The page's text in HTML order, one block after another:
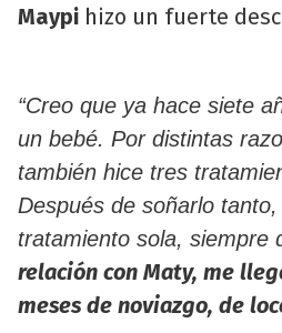
Maypi hizo un fuerte
“Creo que ya hace siete
un bebé. Por distintas
también hice tres
Después de soñarlo
tratamiento sola, siempre
relación con Maty, me
meses de noviazgo, de